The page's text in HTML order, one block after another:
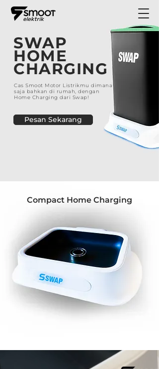
SWAP
HOME
CHARGING
Cas Smoot Motor Listrikmu dimana
saja bahkan di rumah, dengan
Home Charging dari Swap!
Pesan Sekarang
Compact Home Charging